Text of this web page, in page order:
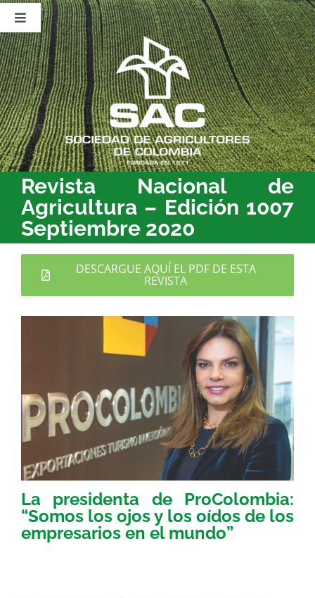
Saltar
al
contenido
Toggle
Navigation
Nosotros
Publicaciones
Sala de Prensa
Eventos
Revista Nacional de
Agricultura – Edición 1007
Septiembre 2020
DESCARGUE AQUÍ EL PDF DE ESTA
REVISTA
La presidenta de ProColombia:
“Somos los ojos y los oídos de los
empresarios en el mundo”